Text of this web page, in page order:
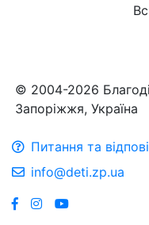
© 2004-2026
Запоріжжя, Україна
Питання та
info@deti.zp.ua